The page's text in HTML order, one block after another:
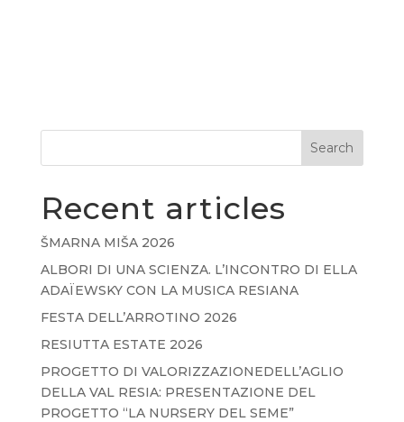
Search
Recent articles
ŠMARNA MIŠA 2026
ALBORI DI UNA SCIENZA. L’INCONTRO DI ELLA
ADAÏEWSKY CON LA MUSICA RESIANA
FESTA DELL’ARROTINO 2026
RESIUTTA ESTATE 2026
PROGETTO DI VALORIZZAZIONEDELL’AGLIO
DELLA VAL RESIA: PRESENTAZIONE DEL
PROGETTO “LA NURSERY DEL SEME”